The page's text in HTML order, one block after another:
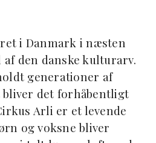
i Danmark i næsten
af den danske kulturarv.
generationer af
bliver det forhåbentligt
Arli er et levende
og voksne bliver